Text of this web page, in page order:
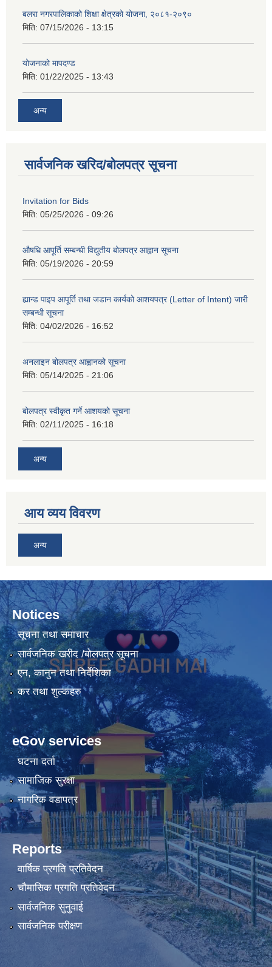
बलरा नगरपालिकाको शिक्षा क्षेत्रको योजना, २०८१-२०९०
मिति: 07/15/2026 - 13:15
योजनाकाे मापदण्ड
मिति: 01/22/2025 - 13:43
अन्य
सार्वजनिक खरिद/बोलपत्र सूचना
Invitation for Bids
मिति: 05/25/2026 - 09:26
औषधि आपूर्ति सम्बन्धी विद्युतीय बोलपत्र आह्वान सूचना
मिति: 05/19/2026 - 20:59
ह्यान्ड पाइप आपूर्ति तथा जडान कार्यको आशयपत्र (Letter of Intent) जारी
सम्बन्धी सूचना
मिति: 04/02/2026 - 16:52
अनलाइन बोलपत्र आह्वानको सूचना
मिति: 05/14/2025 - 21:06
बोलपत्र स्वीकृत गर्ने आशयकाे सूचना
मिति: 02/11/2025 - 16:18
अन्य
आय व्यय विवरण
अन्य
Notices
सूचना तथा समाचार
सार्वजनिक खरीद /बोलपत्र सूचना
एन, कानुन तथा निर्देशिका
कर तथा शुल्कहरु
eGov services
घटना दर्ता
सामाजिक सुरक्षा
नागरिक वडापत्र
Reports
वार्षिक प्रगति प्रतिवेदन
चौमासिक प्रगति प्रतिवेदन
सार्वजनिक सुनुवाई
सार्वजनिक परीक्षण